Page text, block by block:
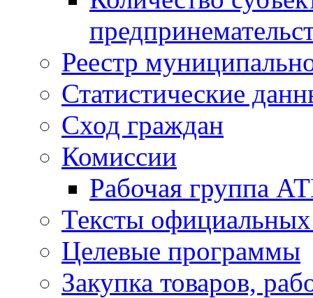
Реестр
Статистические
Сход граждан
Комиссии
Рабочая группа
Тексты
Целевые программы
Закупка товаров,